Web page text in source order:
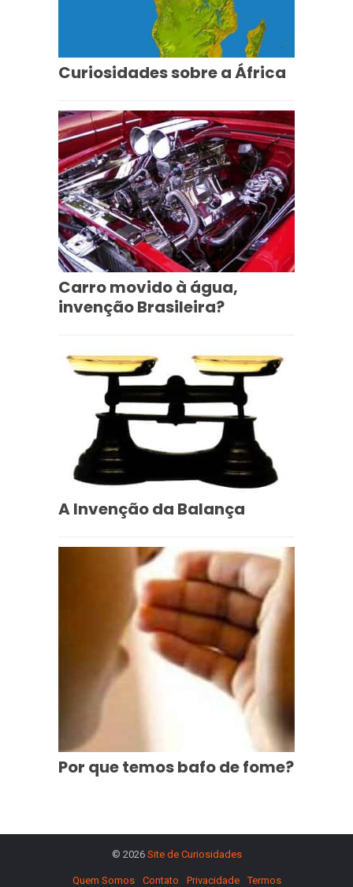
Curiosidades sobre a África
Carro movido à água,
invenção Brasileira?
A Invenção da Balança
Por que temos bafo de fome?
© 2026 Site de Curiosidades
Quem Somos Contato Privacidade Termos